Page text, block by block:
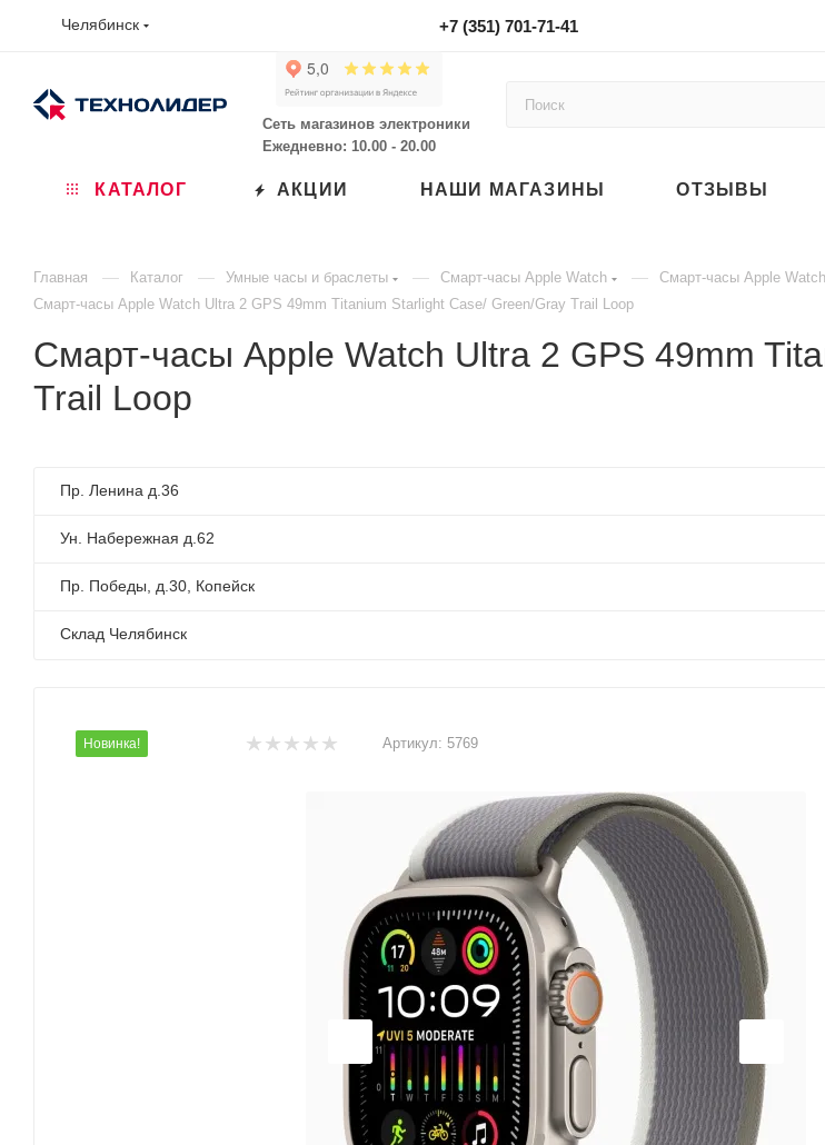
Челябинск +7 (351) 701-71-41
Сеть магазинов электроники
Ежедневно: 10.00 - 20.00
КАТАЛОГ АКЦИИ НАШИ МАГАЗИНЫ ОТЗЫВЫ
Главная — Каталог — Умные часы и браслеты — Смарт-часы Apple Watch — Смарт-часы Apple
Смарт-часы Apple Watch Ultra 2 GPS 49mm Titanium Starlight Case/ Green/Gray Trail Loop
Смарт-часы Apple Watch Ultra 2 GPS 49mm
Trail Loop
Пр. Ленина д.36
Ун. Набережная д.62
Пр. Победы, д.30, Копейск
Склад Челябинск
Новинка! Артикул: 5769